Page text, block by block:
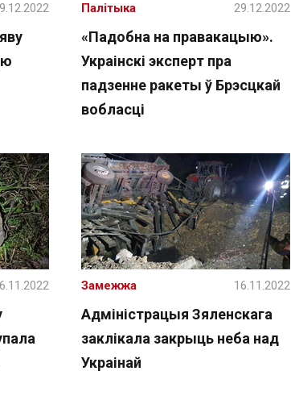
«Падобна на правакацыю».
Украінскі эксперт пра
падзенне ракеты ў Брэсцкай
вобласці
Палітыка 29.12.2022
Адміністрацыя Зяленскага
заклікала закрыць неба над
Украінай
Замежжа 16.11.2022